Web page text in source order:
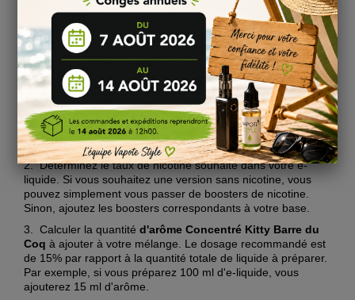
Pour fabriquer votre propre e-liquide avecl'arôme
Concentré Kitty Barre du Coq
, vous aurez besoin de
quelques ingrédients de base : une base PG/VG, des
boosters de nicotine (facultatif), et bien sûr, le concentré lui-
même. Voici les étapes à suivre pour réussir votre mélange :
1.
Choisissez la proportion PG/VG qui correspond le mieux à
vos préférences en termes de hit et de production de vapeur.
Une base équilibrée en PG/VG comme 50/50 est
généralement recommandée pour mettre en valeur les
saveurs de l'arôme Concentré Kitty Barre du Coq.
2. Déterminez le taux de nicotine souhaité dans votre e-
liquide. Si vous souhaitez une version sans nicotine, vous
pouvez simplement vous passer de boosters de nicotine.
Sinon, ajoutez les boosters correspondants à votre base.
3.
Calculer la quantité d'arôme Concentré Kitty Barre du
Coq à ajouter à votre mélange. Le dosage recommandé est
de 15% par rapport à la quantité totale de liquide à préparer.
Par exemple, si vous préparez 100 ml d'e-liquide, vous
ajouterez 15 ml d'arôme.